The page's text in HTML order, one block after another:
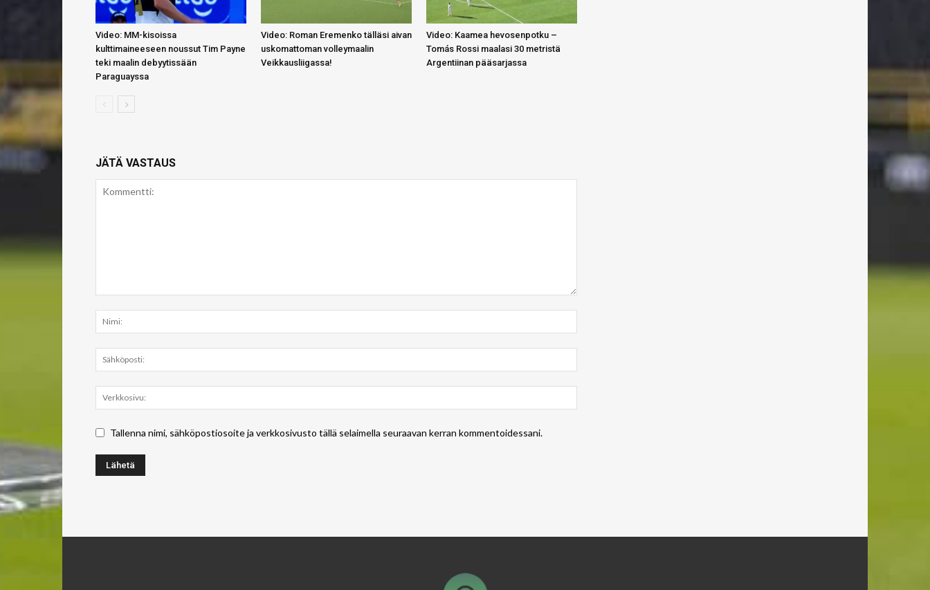
Video: MM-kisoissa
kulttimaineeseen noussut Tim Payne
teki maalin debyytissään
Paraguayssa
Video: Roman Eremenko tälläsi aivan
uskomattoman volleymaalin
Veikkausliigassa!
Video: Kaamea hevosenpotku –
Tomás Rossi maalasi 30 metristä
Argentiinan pääsarjassa
JÄTÄ VASTAUS
Tallenna nimi, sähköpostiosoite ja verkkosivusto tällä selaimella seuraavan kerran kommentoidessani.